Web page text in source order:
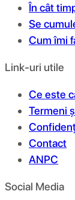
În cât
Se
Cum îmi
Link-uri utile
Ce este
Termeni
Contact
ANPC
Social Media